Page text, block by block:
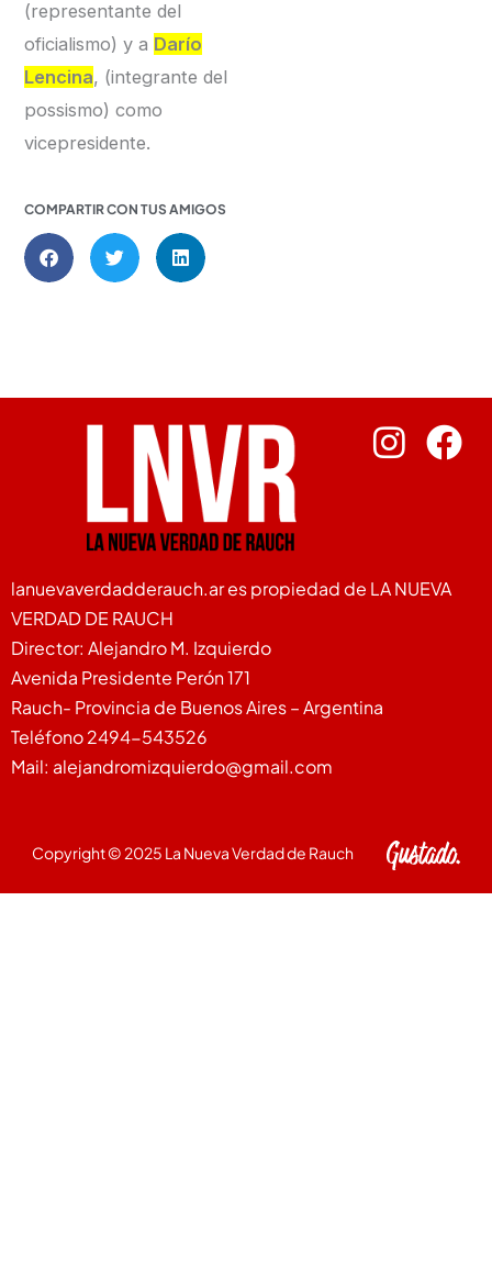
(representante del
oficialismo) y a Darío
Lencina, (integrante del
possismo) como
vicepresidente.
COMPARTIR CON TUS AMIGOS
lanuevaverdadderauch.ar es propiedad de LA NUEVA
VERDAD DE RAUCH
Director: Alejandro M. Izquierdo
Avenida Presidente Perón 171
Rauch- Provincia de Buenos Aires – Argentina
Teléfono 2494-543526
Mail: alejandromizquierdo@gmail.com
Copyright © 2025 La Nueva Verdad de Rauch